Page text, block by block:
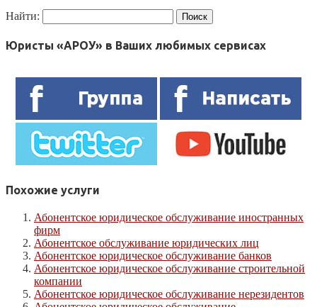
Найти:
Юристы «АРОУ» в Ваших любимых сервисах
Похожие услуги
Абонентское юридическое обслуживание иностранных
фирм
Абонентское обслуживание юридических лиц
Абонентское юридическое обслуживание банков
Абонентское юридическое обслуживание строительной
компании
Абонентское юридическое обслуживание нерезидентов